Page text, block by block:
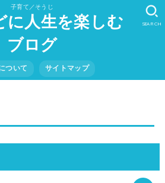
子育て／そうじ
に人生を楽しむ
ブログ
ついて サイトマップ
SEARCH